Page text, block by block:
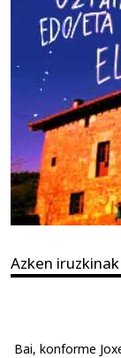
Azken iruzkinak
Bai, konforme